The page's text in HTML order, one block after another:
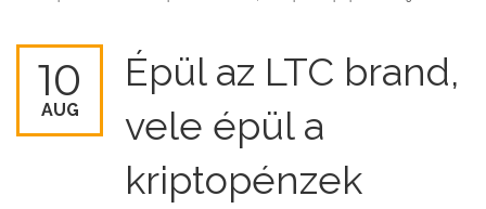
10
AUG
Épül az LTC brand,
vele épül a
kriptopénzek